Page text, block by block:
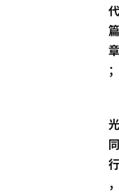
代
篇
章
；
光
同
行
，